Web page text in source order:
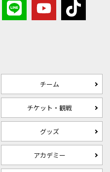
チーム
チケット・観戦
グッズ
アカデミー